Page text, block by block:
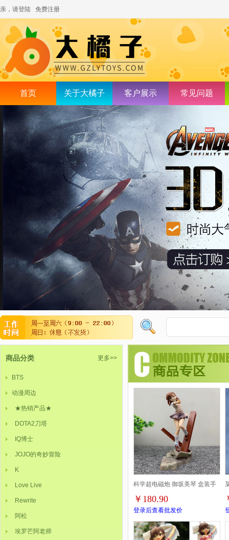
亲，请登陆 免费注册
首页 关于大橘子 客户展示 常见问题
商品分类 更多>>
BTS
动漫周边
★热销产品★
DOTA2刀塔
IQ博士
JOJO的奇妙冒险
K
Love Live
Rewrite
阿松
埃罗芒阿老师
科学超电磁炮 御坂美琴 盒装手
办摆件模型 高24CM 一箱24个
￥180.90
登录后查看批发价